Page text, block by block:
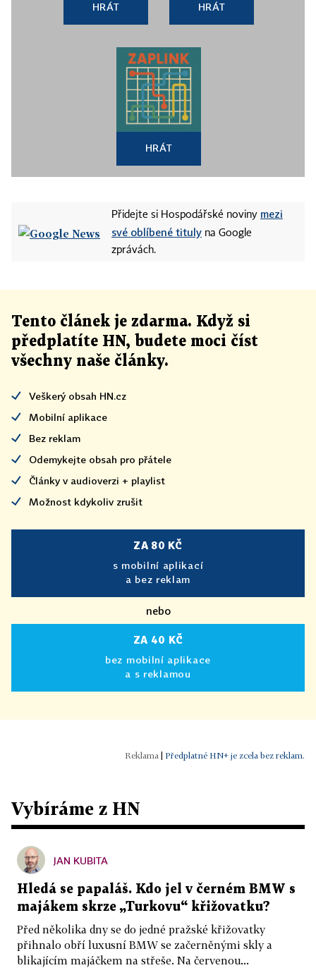
HRÁT HRÁT
HRÁT
Přidejte si Hospodářské noviny mezi
své oblíbené tituly na Google
zprávách.
Tento článek je zdarma. Když si
předplatíte HN, budete moci číst
všechny naše články.
Veškerý obsah HN.cz
Mobilní aplikace
Bez reklam
Odemykejte obsah pro přátele
Články v audioverzi + playlist
Možnost kdykoliv zrušit
ZA 80 KČ
s mobilní aplikací
a bez reklam
nebo
ZA 40 KČ
bez mobilní aplikace
a s reklamou
Předplatné HN+ je zcela bez reklam.
Vybíráme z HN
JAN KUBITA
Hledá se papaláš. Kdo jel v černém BMW s
majákem skrze „Turkovu“ křižovatku?
Před několika dny se do jedné pražské křižovatky
přihnalo obří luxusní BMW se začerněnými skly a
blikajícím majáčkem na střeše. Na červenou...